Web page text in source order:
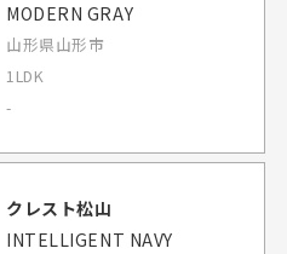
MODERN GRAY
山形県山形市
1LDK
-
クレスト松山
INTELLIGENT NAVY